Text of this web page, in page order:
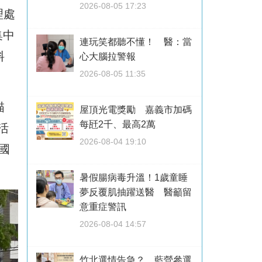
處
2026-08-05 17:23
連玩笑都聽不懂！ 醫：當
心大腦拉警報
2026-08-05 11:35
屋頂光電獎勵 嘉義市加碼
每瓩2千、最高2萬
2026-08-04 19:10
暑假腸病毒升溫！1歲童睡
夢反覆肌抽躍送醫 醫籲留
意重症警訊
2026-08-04 14:57
竹北選情告急？ 藍營參選